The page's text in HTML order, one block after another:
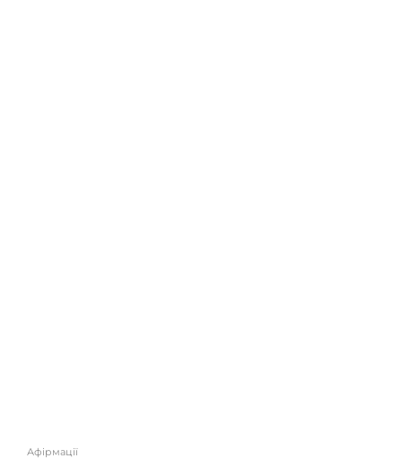
Афірмації